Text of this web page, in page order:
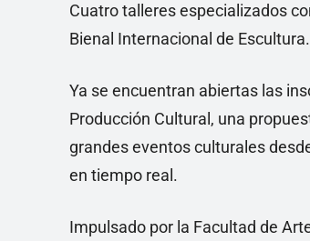
Cuatro talleres especializados
Bienal Internacional de Escultura.
Ya se encuentran abiertas las
Producción Cultural, una
grandes eventos culturales
en tiempo real.
Impulsado por la Facultad de